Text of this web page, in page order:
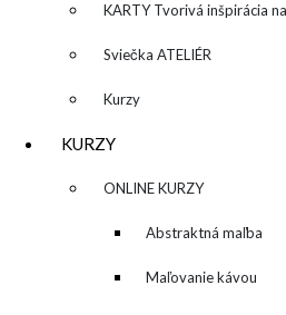
KARTY Tvorivá inšpirácia na
každý deň
Sviečka ATELIÉR
Kurzy
KURZY
▼ ONLINE KURZY
▼ Abstraktná maľba
akrylom (Mixed
Maľovanie kávou
NAPÍŠTE MI –